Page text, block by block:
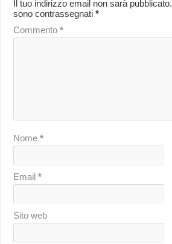
Il tuo indirizzo email non sarà pubblicato.
sono contrassegnati*
Commento*
Nome*
Email*
Sito web